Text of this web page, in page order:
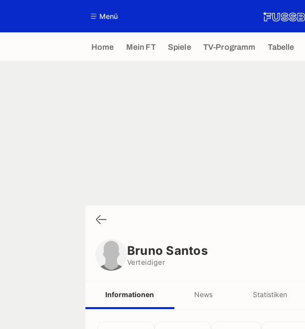
Menü
Home Mein FT Spiele TV-Programm Tabelle
Bruno Santos
Verteidiger
Informationen News Statistiken